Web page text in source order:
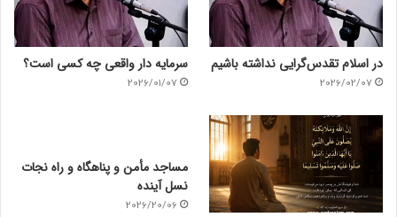
در اسلام تقدس‌گرایی نداشته باشیم
2026/02/07
سرمایه دار واقعی چه کسی است؟
2026/01/07
مساجد مأمن و پناهگاه و راه نجات
نسل آینده
2026/20/06